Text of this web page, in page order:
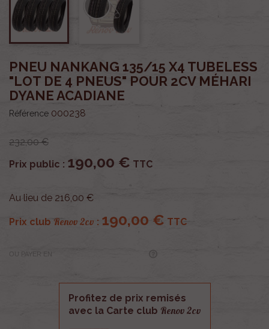
PNEU NANKANG 135/15 X4 TUBELESS
"LOT DE 4 PNEUS" POUR 2CV MÉHARI
DYANE ACADIANE
Référence 000238
232,00 €
Prix public : 190,00 € TTC
Au lieu de 216,00 €
Prix club Renov 2cv : 190,00 € TTC
Profitez de prix remisés
avec la Carte club Renov 2cv